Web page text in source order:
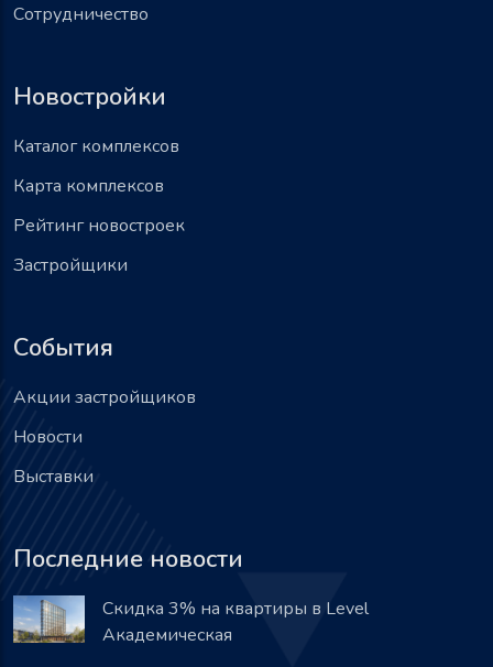
Сотрудничество
Новостройки
Каталог комплексов
Карта комплексов
Рейтинг новостроек
Застройщики
События
Акции застройщиков
Новости
Выставки
Последние новости
Скидка 3% на квартиры в Level
Академическая